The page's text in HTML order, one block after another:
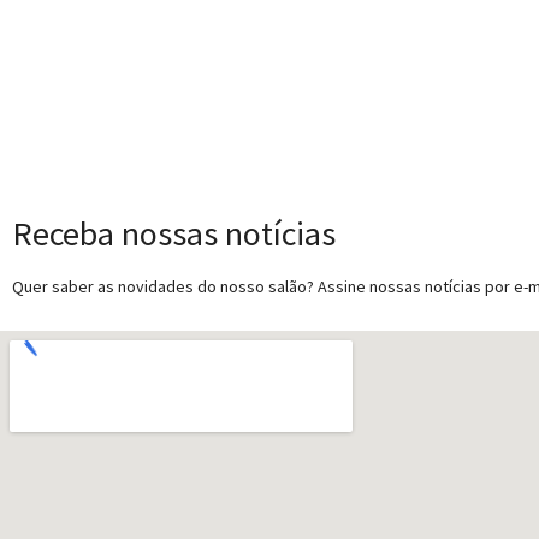
Receba nossas notícias
Quer saber as novidades do nosso salão? Assine nossas notícias por e-